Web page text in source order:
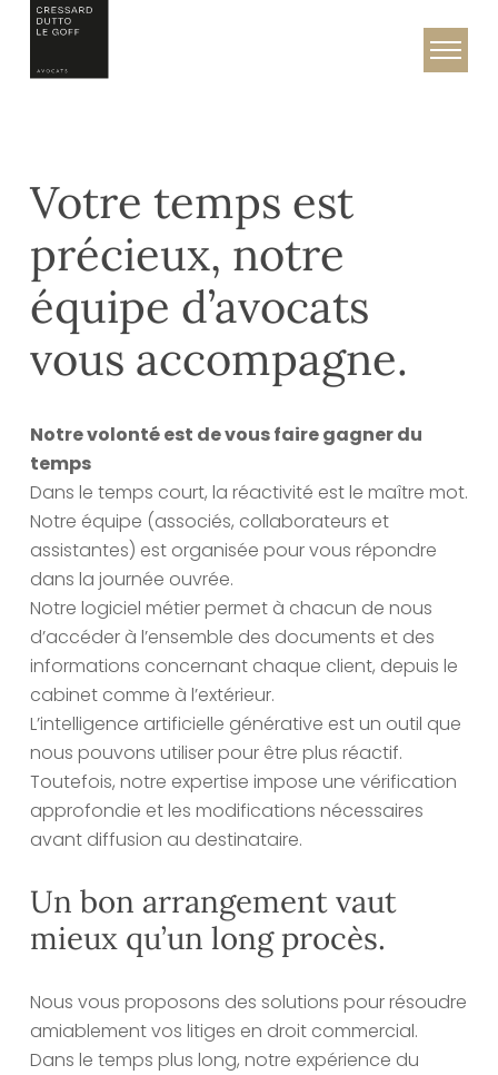
content
Votre temps est
précieux, notre
équipe d’avocats
vous accompagne.
Notre volonté est de vous faire gagner du
temps
Dans le temps court, la réactivité est le maître mot.
Notre équipe (associés, collaborateurs et
assistantes) est organisée pour vous répondre
dans la journée ouvrée.
Notre logiciel métier permet à chacun de nous
d’accéder à l’ensemble des documents et des
informations concernant chaque client, depuis le
cabinet comme à l’extérieur.
L’intelligence artificielle générative est un outil que
nous pouvons utiliser pour être plus réactif.
Toutefois, notre expertise impose une vérification
approfondie et les modifications nécessaires
avant diffusion au destinataire.
Un bon arrangement vaut
mieux qu’un long procès.
Nous vous proposons des solutions pour résoudre
amiablement vos litiges en droit commercial.
Dans le temps plus long, notre expérience du